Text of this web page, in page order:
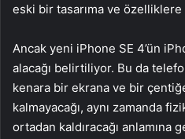
eski bir tasarıma ve özelliklere
Ancak yeni iPhone SE 4’ün
alacağı belirtiliyor. Bu da
kenara bir ekrana ve bir
kalmayacağı, aynı zamanda
ortadan kaldıracağı anlamına